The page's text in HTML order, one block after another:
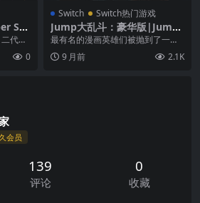
Sp
Edi
代》
格恰
0
Switch Switch热门游戏
Jump大乱斗：豪华版|Jump
Force: Deluxe Edition中文
最有名的漫画英雄们被抛到了一个
全新的战场──我们居住的世界。J
军队要团结对抗最...
9 月前 2.1K
会员
139
评论
0
收藏